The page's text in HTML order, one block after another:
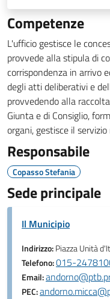
Competenze
L'ufficio gestisce le
provvede alla stipula di
corrispondenza in arrivo
degli atti deliberativi e
provvedendo alla
Giunta e di Consiglio,
organi, gestisce il
Responsabile
Copasso Stefania
Sede principale
Il Municipio
Indirizzo:Piazza Unità
Telefono:015-
Email:
PEC: